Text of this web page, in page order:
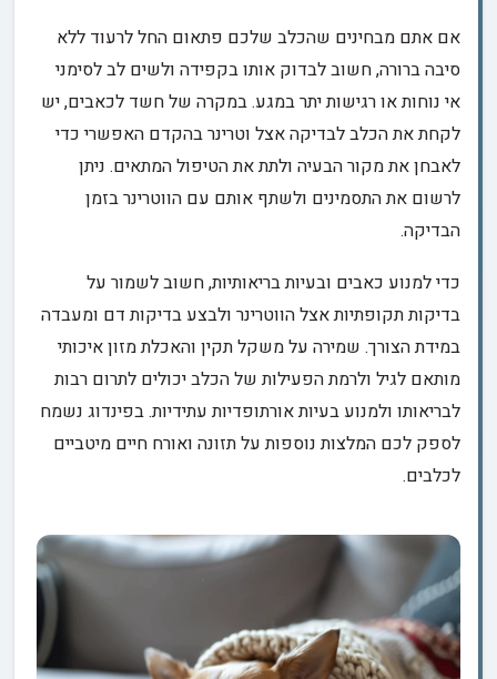
אם אתם מבחינים שהכלב שלכם פתאום החל לרעוד ללא
סיבה ברורה, חשוב לבדוק אותו בקפידה ולשים לב לסימני
אי נוחות או רגישות יתר במגע. במקרה של חשד לכאבים, יש
לקחת את הכלב לבדיקה אצל וטרינר בהקדם האפשרי כדי
לאבחן את מקור הבעיה ולתת את הטיפול המתאים. ניתן
לרשום את התסמינים ולשתף אותם עם הווטרינר בזמן
הבדיקה.
כדי למנוע כאבים ובעיות בריאותיות, חשוב לשמור על
בדיקות תקופתיות אצל הווטרינר ולבצע בדיקות דם ומעבדה
במידת הצורך. שמירה על משקל תקין והאכלת מזון איכותי
מותאם לגיל ולרמת הפעילות של הכלב יכולים לתרום רבות
לבריאותו ולמנוע בעיות אורתופדיות עתידיות. בפינדוג נשמח
לספק לכם המלצות נוספות על תזונה ואורח חיים מיטביים
לכלבים.